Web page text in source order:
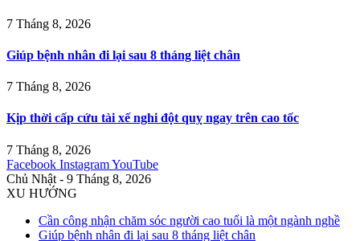
7 Tháng 8, 2026
Giúp bệnh nhân đi lại sau 8 tháng liệt chân
7 Tháng 8, 2026
Kịp thời cấp cứu tài xế nghi đột quỵ ngay trên cao tốc
7 Tháng 8, 2026
Facebook InstagramYouTube
Chủ Nhật - 9 Tháng 8, 2026
XU HƯỚNG
Cần công nhận chăm sóc người cao tuổi là một ngành nghề
Giúp bệnh nhân đi lại sau 8 tháng liệt chân